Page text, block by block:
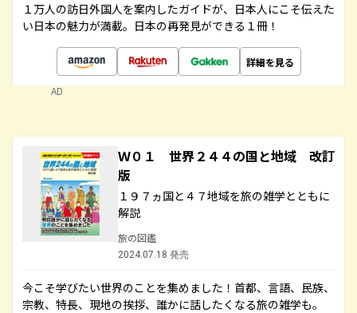
１万人の訪日外国人を案内したガイドが、日本人にこそ伝えた
い日本の魅力が満載。日本の再発見ができる１冊！
詳細を見る
AD
Ｗ０１ 世界２４４の国と地域 改訂
版
１９７ヵ国と４７地域を旅の雑学とともに
解説
旅の図鑑
2024.07.18 発売
今こそ学びたい世界のことを集めました！首都、言語、民族、
宗教、特長、現地の挨拶、誰かに話したくなる旅の雑学も。